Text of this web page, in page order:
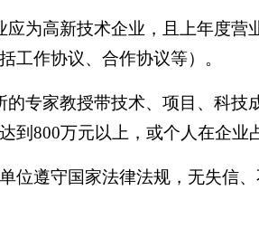
应为高新技术企业，且上年度
工作协议、合作协议等）。
的专家教授带技术、项目、科
到800万元以上，或个人在企
单位遵守国家法律法规，无失信